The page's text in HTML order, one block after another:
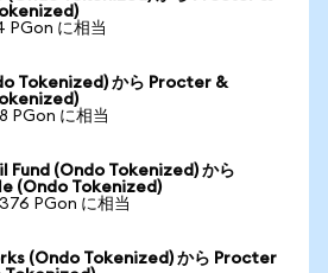
PGon に相当
Tokenized) から Procter &
PGon に相当
(Ondo Tokenized) から
(Ondo Tokenized)
PGon に相当
(Ondo Tokenized) から Procter